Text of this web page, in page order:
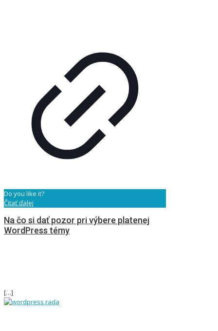
Do you like it?
Čitať ďalej
Na čo si dať pozor pri výbere platenej
WordPress témy
[…]